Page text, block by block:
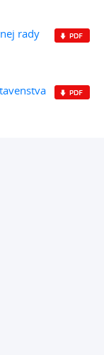
rady